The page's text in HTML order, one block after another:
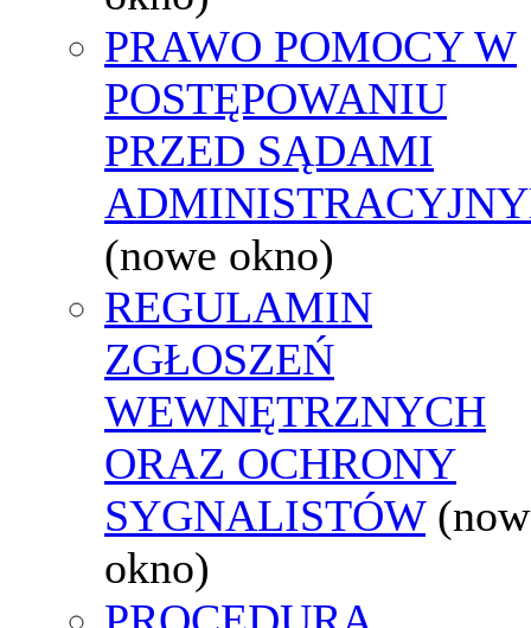
PRAWO POMOCY W
POSTĘPOWANIU
PRZED SĄDAMI
(nowe okno)
REGULAMIN
ZGŁOSZEŃ
WEWNĘTRZNYCH
ORAZ OCHRONY
SYGNALISTÓW
okno)